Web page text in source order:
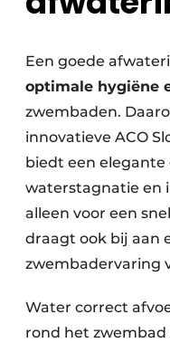
Renovatie
Software
Toegangscontrole
Veiligheid &
Zonwering
Een goede
optimale hygiëne
zwembaden.
innovatieve ACO
biedt een elegante
waterstagnatie en
alleen voor een
draagt ook bij aan
zwembadervaring
Water correct
rond het